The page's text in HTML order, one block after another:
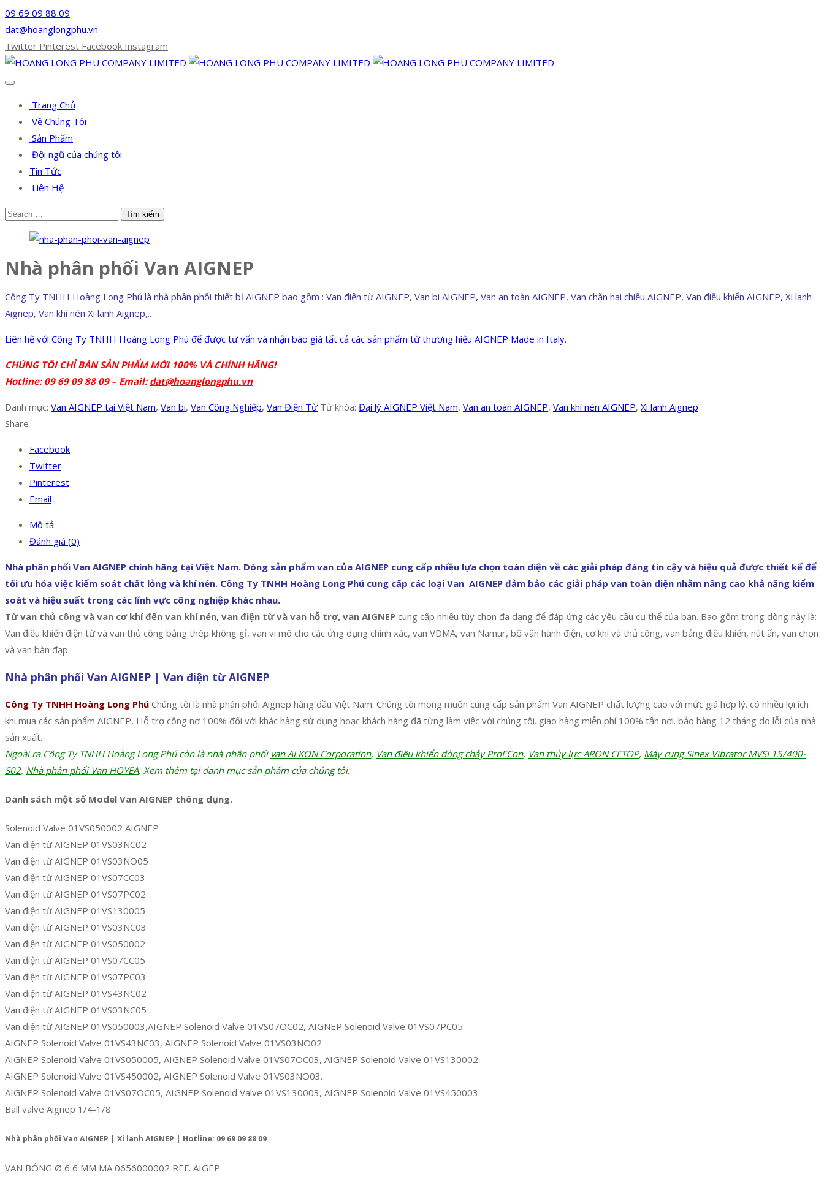
09 69 09 88 09
dat@hoanglongphu.vn
Twitter Pinterest Facebook Instagram
Trang Chủ
Về Chúng Tôi
Sản Phẩm
Đội ngũ của chúng tôi
Tin Tức
Liên Hệ
Nhà phân phối Van AIGNEP
Công Ty TNHH Hoàng Long Phú là nhà phân phối thiết bị AIGNEP bao gồm : Van điện từ AIGNEP, Van bi AIGNEP, Van an toàn AIGNEP, Van chặn hai chiều AIGNEP, Van điều khiển AIGNEP, Xi lanh
Aignep, Van khí nén Xi lanh Aignep,..
Liên hệ với Công Ty TNHH Hoàng Long Phú để được tư vấn và nhận báo giá tất cả các sản phẩm từ thương hiệu AIGNEP Made in Italy.
CHÚNG TÔI CHỈ BÁN SẢN PHẨM MỚI 100% VÀ CHÍNH HÃNG!
Hotline: 09 69 09 88 09 – Email:dat@hoanglongphu.vn
Danh mục: Van AIGNEP tại Việt Nam, Van bi, Van Công Nghiệp, Van Điện Từ Từ khóa: Đại lý AIGNEP Việt Nam, Van an toàn AIGNEP, Van khí nén AIGNEP, Xi lanh Aignep
Share
Facebook
Twitter
Pinterest
Email
Mô tả
Đánh giá (0)
Nhà phân phối Van AIGNEP chính hãng tại Việt Nam. Dòng sản phẩm van của AIGNEP cung cấp nhiều lựa chọn toàn diện về các giải pháp đáng tin cậy và hiệu quả được thiết kế để
tối ưu hóa việc kiểm soát chất lỏng và khí nén. Công Ty TNHH Hoàng Long Phú cung cấp các loại Van AIGNEP đảm bảo các giải pháp van toàn diện nhằm nâng cao khả năng kiểm
soát và hiệu suất trong các lĩnh vực công nghiệp khác nhau.
Từ van thủ công và van cơ khí đến van khí nén, van điện từ và van hỗ trợ, van AIGNEP cung cấp nhiều tùy chọn đa dạng để đáp ứng các yêu cầu cụ thể của bạn. Bao gồm trong dòng này là:
Van điều khiển điện từ và van thủ công bằng thép không gỉ, van vi mô cho các ứng dụng chính xác, van VDMA, van Namur, bộ vận hành điện, cơ khí và thủ công, van bảng điều khiển, nút ấn, van chọn
và van bàn đạp.
Nhà phân phối Van AIGNEP | Van điện từ AIGNEP
Công Ty TNHH Hoàng Long Phú Chúng tôi là nhà phân phối Aignep hàng đầu Việt Nam. Chúng tôi mong muốn cung cấp sản phẩm Van AIGNEP chất lượng cao với mức giá hợp lý. có nhiều lợi ích
khi mua các sản phẩm AIGNEP, Hỗ trợ công nợ 100% đối với khác hàng sử dụng hoạc khách hàng đã từng làm việc với chúng tôi. giao hàng miễn phí 100% tận nơi. bảo hàng 12 tháng do lỗi của nhà
sản xuất.
Ngoài ra Công Ty TNHH Hoàng Long Phú còn là nhà phân phối van ALKON Corporation, Van điều khiển dòng chảy ProECon, Van thủy lực ARON CETOP, Máy rung Sinex Vibrator MVSI 15/400-
S02, Nhà phân phối Van HOYEA, Xem thêm tại danh mục sản phẩm của chúng tôi.
Danh sách một số Model Van AIGNEP thông dụng.
Solenoid Valve 01VS050002 AIGNEP
Van điện từ AIGNEP 01VS03NC02
Van điện từ AIGNEP 01VS03NO05
Van điện từ AIGNEP 01VS07CC03
Van điện từ AIGNEP 01VS07PC02
Van điện từ AIGNEP 01VS130005
Van điện từ AIGNEP 01VS03NC03
Van điện từ AIGNEP 01VS050002
Van điện từ AIGNEP 01VS07CC05
Van điện từ AIGNEP 01VS07PC03
Van điện từ AIGNEP 01VS43NC02
Van điện từ AIGNEP 01VS03NC05
Van điện từ AIGNEP 01VS050003,AIGNEP Solenoid Valve 01VS07OC02, AIGNEP Solenoid Valve 01VS07PC05
AIGNEP Solenoid Valve 01VS43NC03, AIGNEP Solenoid Valve 01VS03NO02
AIGNEP Solenoid Valve 01VS050005, AIGNEP Solenoid Valve 01VS07OC03, AIGNEP Solenoid Valve 01VS130002
AIGNEP Solenoid Valve 01VS450002, AIGNEP Solenoid Valve 01VS03NO03.
AIGNEP Solenoid Valve 01VS07OC05, AIGNEP Solenoid Valve 01VS130003, AIGNEP Solenoid Valve 01VS450003
Ball valve Aignep 1/4-1/8
Nhà phân phối Van AIGNEP | Xi lanh AIGNEP | Hotline: 09 69 09 88 09
VAN BÓNG Ø 6 6 MM MÃ 0656000002 REF. AIGEP